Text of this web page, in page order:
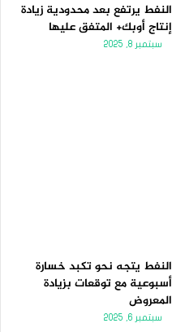
النفط يرتفع بعد محدودية زيادة
إنتاج أوبك+ المتفق عليها
سبتمبر 8, 2025
النفط يتجه نحو تكبد خسارة
أسبوعية مع توقعات بزيادة
المعروض
سبتمبر 6, 2025